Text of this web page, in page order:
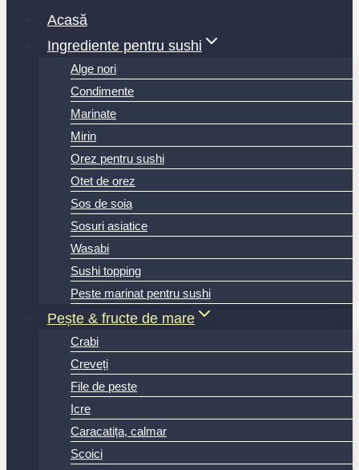
Acasă
Ingrediente pentru sushi
Alge nori
Condimente
Marinate
Mirin
Orez pentru sushi
Otet de orez
Sos de soia
Sosuri asiatice
Wasabi
Sushi topping
Peste marinat pentru sushi
Pește & fructe de mare
Crabi
Creveți
File de peste
Icre
Caracatița, calmar
Scoici